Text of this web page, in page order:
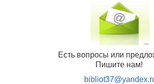
Есть вопросы или
Пишите нам!